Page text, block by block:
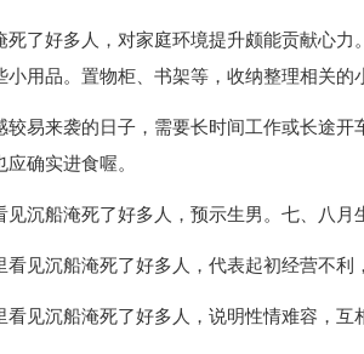
死了好多人，对家庭环境提升颇能贡献心
用品。置物柜、书架等，收纳整理相关的
较易来袭的日子，需要长时间工作或长途
确实进食喔。
沉船淹死了好多人，预示生男。七、八月
见沉船淹死了好多人，代表起初经营不利
见沉船淹死了好多人，说明性情难容，互